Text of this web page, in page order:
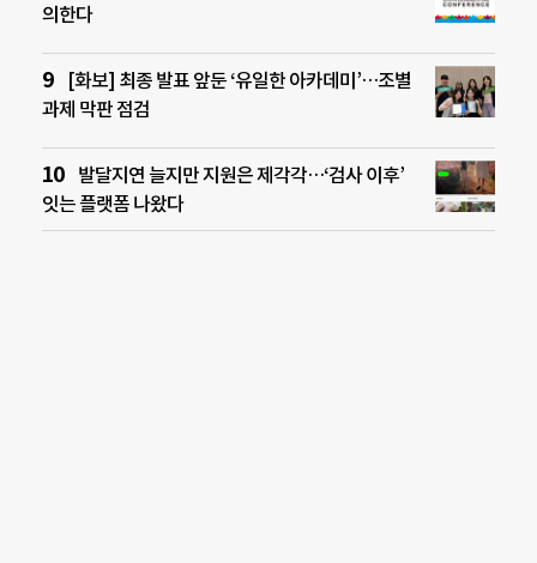
의한다
[화보] 최종 발표 앞둔 ‘유일한 아카데미’…조별
과제 막판 점검
발달지연 늘지만 지원은 제각각…‘검사 이후’
잇는 플랫폼 나왔다